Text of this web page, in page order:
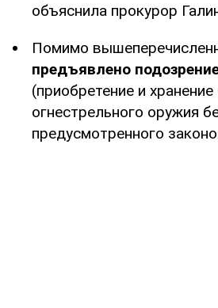
объяснила прокурор
Помимо
предъявлено
(приобретение и
огнестрельного оружия
предусмотренного